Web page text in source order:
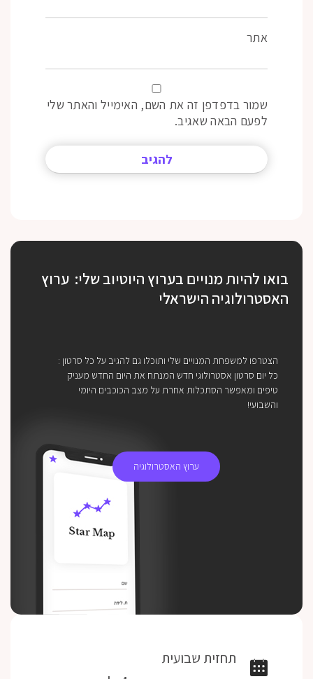
אתר
שמור בדפדפן זה את השם, האימייל והאתר שלי
לפעם הבאה שאגיב.
בואו להיות מנויים בערוץ היוטיוב שלי: ערוץ
האסטרולוגיה הישראלי
הצטרפו למשפחת המנויים שלי ותוכלו גם להגיב על כל סרטון :
כל יום סרטון אסטרולוגי חדש המנתח את היום החדש מעניק
טיפים ומאפשר הסתכלות אחרת על מצב הכוכבים היומי
והשבועי!
ערוץ האסטרולוגיה
תחזית שבועית